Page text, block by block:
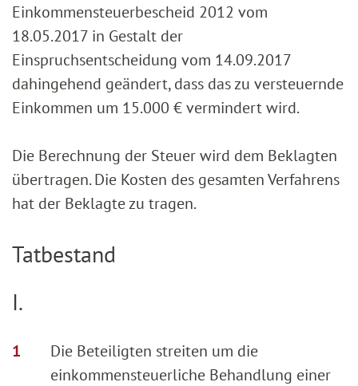
Einkommensteuerbescheid 2012 vom
18.05.2017 in Gestalt der
Einspruchsentscheidung vom 14.09.2017
dahingehend geändert, dass das zu versteuernde
Einkommen um 15.000 € vermindert wird.
Die Berechnung der Steuer wird dem Beklagten
übertragen. Die Kosten des gesamten Verfahrens
hat der Beklagte zu tragen.
Tatbestand
I.
Die Beteiligten streiten um die
einkommensteuerliche Behandlung einer